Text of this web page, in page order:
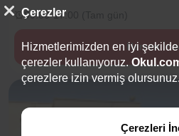
09:00-17:00 (Tam gün)
Hemen
Çerezler
Hizmetlerimizden en iyi
çerezler kullanıyoruz.
çerezlere izin vermiş olursunuz.
Çerezleri